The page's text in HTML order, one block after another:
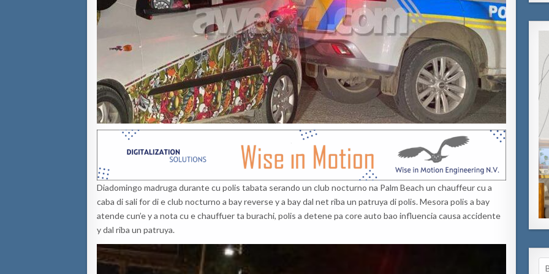
Diadomingo madruga durante cu polis tabata serando un club nocturno na Palm Beach un chauffeur cu a
caba di sali for di e club nocturno a bay reverse y a bay dal net riba un patruya di polis. Mesora polis a bay
atende cun’e y a nota cu e chauffuer ta burachi, polis a detene pa core auto bao influencia causa accidente
y dal riba un patruya.